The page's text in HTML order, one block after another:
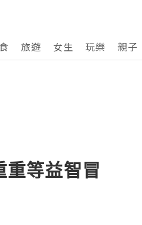
旅遊 女生 玩樂 親子
重等益智冒